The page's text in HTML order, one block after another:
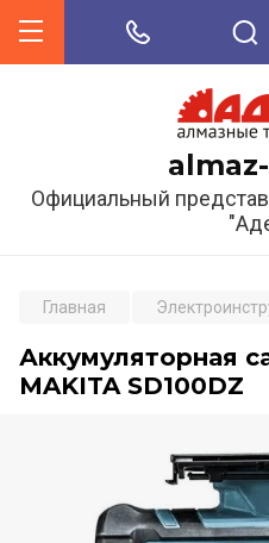
Официальный
Главная
Аккумуляторная
MAKITA SD100DZ